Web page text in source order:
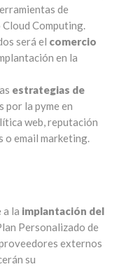
de
Computing.
será el comercio
en la
estrategias de
por la pyme en
web, reputación
o email marketing.
a la implantación del
Personalizado de
externos
su